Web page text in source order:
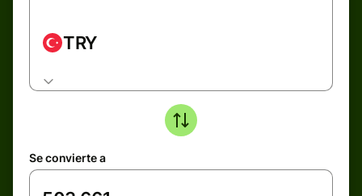
TRY
Se convierte a